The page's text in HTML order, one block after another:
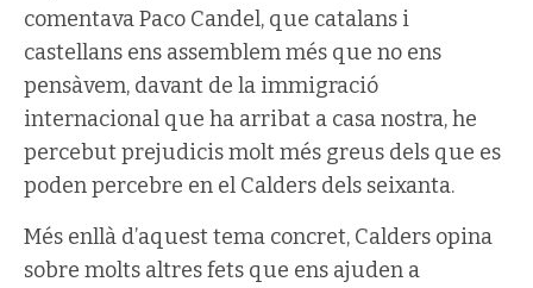
comentava Paco Candel, que catalans i
castellans ens assemblem més que no ens
pensàvem, davant de la immigració
internacional que ha arribat a casa nostra, he
percebut prejudicis molt més greus dels que es
poden percebre en el Calders dels seixanta.
Més enllà d’aquest tema concret, Calders opina
sobre molts altres fets que ens ajuden a